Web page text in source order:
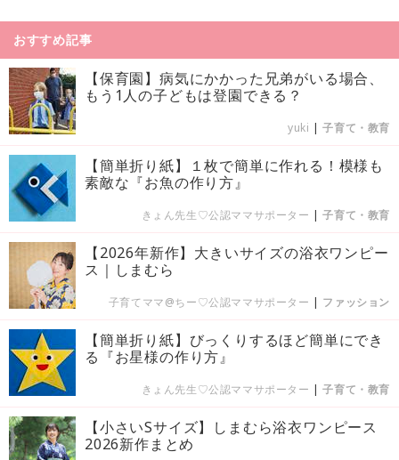
おすすめ記事
【保育園】病気にかかった兄弟がいる場合、
もう1人の子どもは登園できる？
yuki |子育て・教育
【簡単折り紙】１枚で簡単に作れる！模様も
素敵な『お魚の作り方』
きょん先生♡公認ママサポーター |子育て・教育
【2026年新作】大きいサイズの浴衣ワンピー
ス｜しまむら
子育てママ@ちー♡公認ママサポーター | ファッション
【簡単折り紙】びっくりするほど簡単にでき
る『お星様の作り方』
きょん先生♡公認ママサポーター |子育て・教育
【小さいSサイズ】しまむら浴衣ワンピース
2026新作まとめ